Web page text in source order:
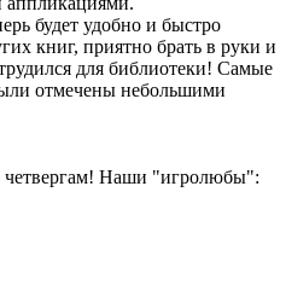
будет удобно и быстро
книг, приятно брать в руки и
для библиотеки! Самые
отмечены небольшими
четвергам! Наши "игролюбы":